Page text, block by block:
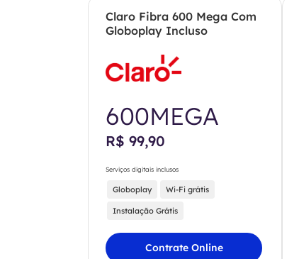
Claro Fibra 600 Mega Com
Globoplay Incluso
600MEGA
R$ 99,90
Serviços digitais inclusos
Globoplay Wi-Fi grátis
Instalação Grátis
Contrate Online